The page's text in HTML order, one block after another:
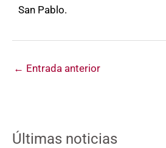
San Pablo.
← Entrada anterior
Últimas noticias